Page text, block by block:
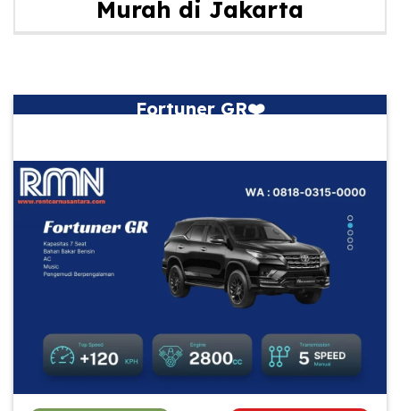
Murah di Jakarta
Fortuner GR❤️